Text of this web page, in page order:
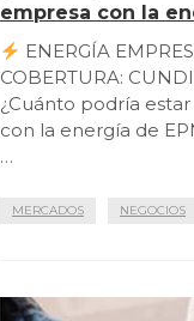
empresa con la
ENERGÍA
COBERTURA:
¿Cuánto podría
con la energía de
…
MERCADOS NEGOCIOS